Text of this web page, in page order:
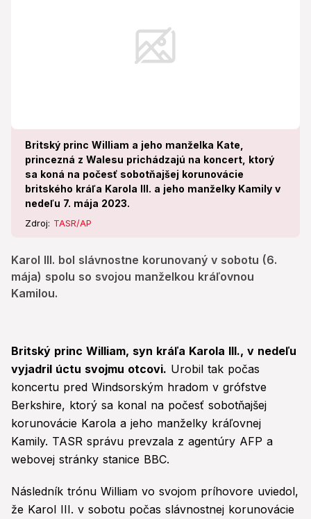
Britský princ William a jeho manželka Kate,
princezná z Walesu prichádzajú na koncert, ktorý
sa koná na počesť sobotňajšej korunovácie
britského kráľa Karola III. a jeho manželky Kamily v
nedeľu 7. mája 2023.
Zdroj: TASR/AP
Karol III. bol slávnostne korunovaný v sobotu (6.
mája) spolu so svojou manželkou kráľovnou
Kamilou.
Britský princ William, syn kráľa Karola III., v nedeľu
vyjadril úctu svojmu otcovi. Urobil tak počas
koncertu pred Windsorským hradom v grófstve
Berkshire, ktorý sa konal na počesť sobotňajšej
korunovácie Karola a jeho manželky kráľovnej
Kamily. TASR správu prevzala z agentúry AFP a
webovej stránky stanice BBC.
Následník trónu William vo svojom príhovore uviedol,
že Karol III. v sobotu počas slávnostnej korunovácie